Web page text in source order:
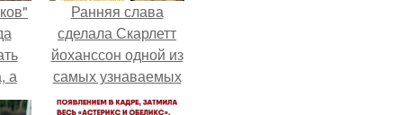
а
Ранняя слава
сделала Скарлетт
йоханссон одной из
самых узнаваемых
актрис голливуда,